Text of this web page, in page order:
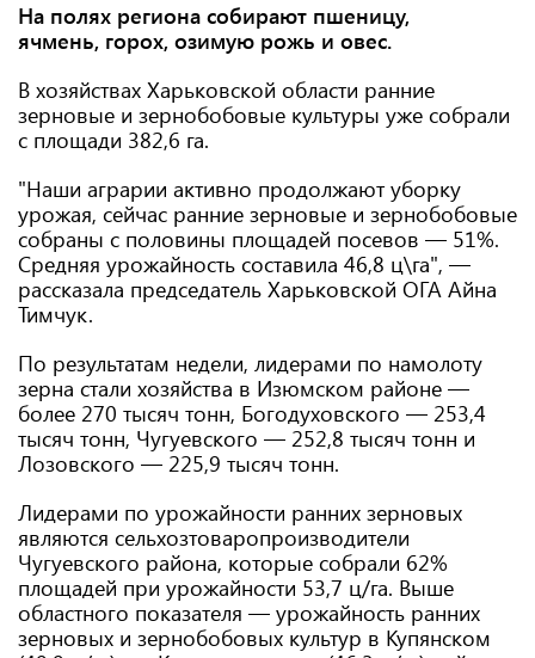
На полях региона собирают пшеницу,
ячмень, горох, озимую рожь и овес.
В хозяйствах Харьковской области ранние
зерновые и зернобобовые культуры уже собрали
с площади 382,6 га.
"Наши аграрии активно продолжают уборку
урожая, сейчас ранние зерновые и зернобобовые
собраны с половины площадей посевов — 51%.
Средняя урожайность составила 46,8 ц\га", —
рассказала председатель Харьковской ОГА Айна
Тимчук.
По результатам недели, лидерами по намолоту
зерна стали хозяйства в Изюмском районе —
более 270 тысяч тонн, Богодуховского — 253,4
тысяч тонн, Чугуевского — 252,8 тысяч тонн и
Лозовского — 225,9 тысяч тонн.
Лидерами по урожайности ранних зерновых
являются сельхозтоваропроизводители
Чугуевского района, которые собрали 62%
площадей при урожайности 53,7 ц/га. Выше
областного показателя — урожайность ранних
зерновых и зернобобовых культур в Купянском